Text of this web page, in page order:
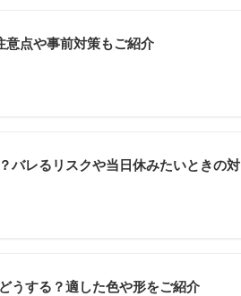
点や事前対策もご紹介
バレるリスクや当日休みたいときの対
うする？適した色や形をご紹介